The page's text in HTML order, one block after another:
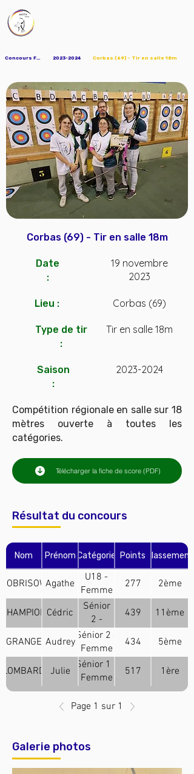
2023-2024 Corbas (69) - Tir en salle 18m
Corbas (69) - Tir en salle 18m
Date
:
Lieu :
Type de tir
:
Saison
:
19 novembre
2023
Corbas (69)
Tir en salle 18m
2023-2024
Compétition régionale en salle sur 18
mètres ouverte à toutes les
catégories.
Télécharger la fiche de score (PDF)
Résultat du concours
Nom Prénom Catégorie Points Classement
BOBRISOWAgathe
U18 -
Femme
(Arc
Classique)
277 2ème
CHAMPION Cédric
Sénior
2 -
Homme
(Arc à
Poulies)
439 11ème
GRANGE Audrey
Sénior 2 -
Femme
(Arc
Classique)
434 5ème
LOMBARD Julie
Sénior 1 -
Femme
(Arc
Classique)
517 1ère
Page 1 sur 1
Galerie photos